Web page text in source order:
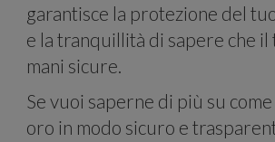
garantisce la protezione del
e la tranquillità di sapere che il
mani sicure.
Se vuoi saperne di più su
oro in modo sicuro e